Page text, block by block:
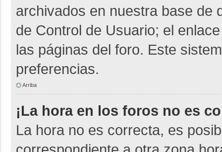
archivados en nuestra base de
de Control de Usuario; el
las páginas del foro. Este
preferencias.
Arriba
¡La hora en los foros no es
La hora no es correcta, es